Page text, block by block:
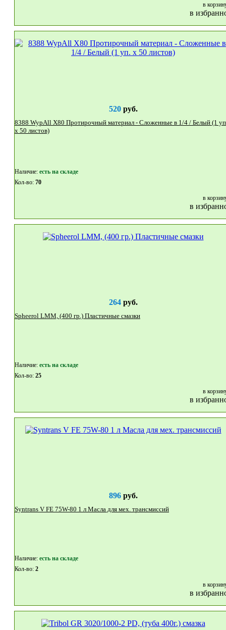
в
в
520руб.
8388 WypAll X80 Протирочный материал - Сложенные в 1/4 / Белый (1 уп.
x 50 листов)
Наличие: eсть на складе
Кол-во: 70
в
в
264руб.
Spheerol LMM, (400 гр.) Пластичные смазки
Наличие: eсть на складе
Кол-во: 25
в
в
896руб.
Syntrans V FE 75W-80 1 л Масла для мех. трансмиссий
Наличие: eсть на складе
Кол-во: 2
в
в